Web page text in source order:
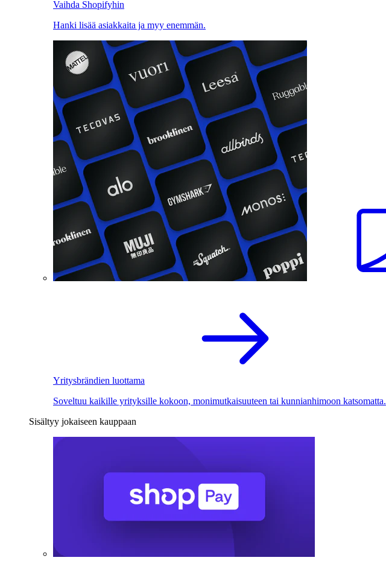
Vaihda Shopifyhin
Hanki lisää asiakkaita ja myy enemmän.
Yritysbrändien luottama
Soveltuu kaikille yrityksille kokoon, monimutkaisuuteen tai kunnianhimoon katsomatta.
Sisältyy jokaiseen kauppaan